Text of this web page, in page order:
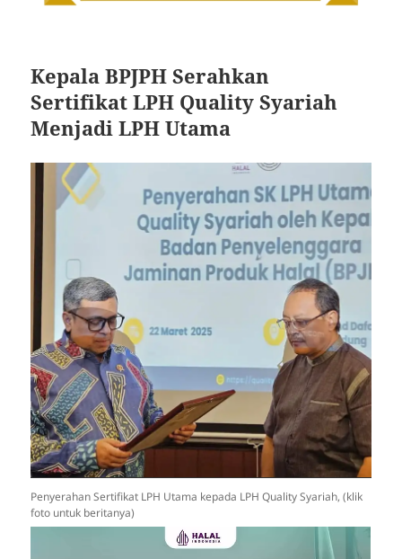
Kepala BPJPH Serahkan
Sertifikat LPH Quality Syariah
Menjadi LPH Utama
Penyerahan Sertifikat LPH Utama kepada LPH Quality Syariah, (klik
foto untuk beritanya)